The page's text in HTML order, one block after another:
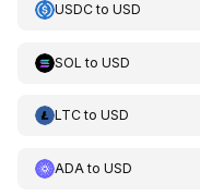
USDCto USD
SOL to USD
LTCto USD
ADA to USD